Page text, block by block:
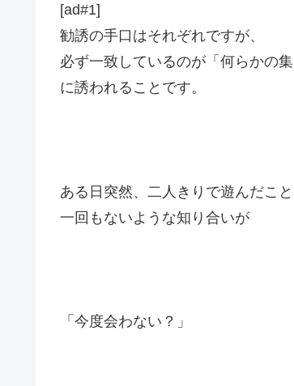
[ad#1]
勧誘の手口はそれぞれですが、
必ず一致しているのが「何らかの集
に誘われることです。
ある日突然、二人きりで遊んだこ
一回もないような知り合いが
「今度会わない？」